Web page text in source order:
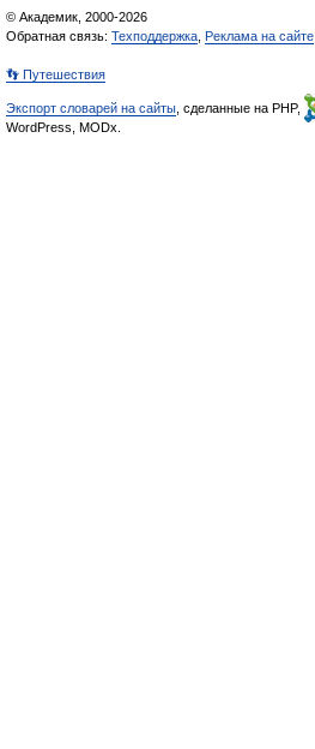
© Академик, 2000-2026
Обратная связь: Техподдержка Реклама на сайте
👣 Путешествия
Экспорт словарей на сайты , сделанные на PHP,
WordPress, MODx.